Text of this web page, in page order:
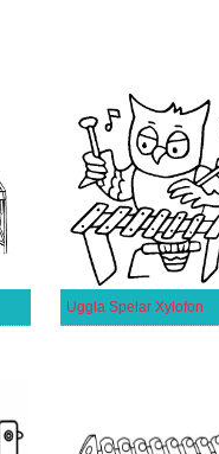
Uggla Spelar Xylofon